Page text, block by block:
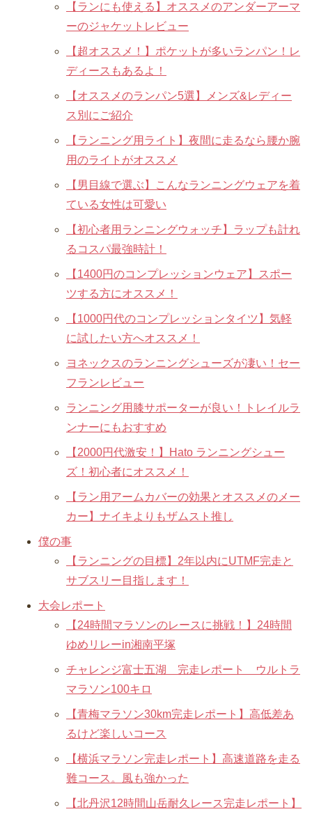
【ランにも使える】オススメのアンダーアーマ
ーのジャケットレビュー
【超オススメ！】ポケットが多いランパン！レ
ディースもあるよ！
【オススメのランパン5選】メンズ&レディー
ス別にご紹介
【ランニング用ライト】夜間に走るなら腰か腕
用のライトがオススメ
【男目線で選ぶ】こんなランニングウェアを着
ている女性は可愛い
【初心者用ランニングウォッチ】ラップも計れ
るコスパ最強時計！
【1400円のコンプレッションウェア】スポー
ツする方にオススメ！
【1000円代のコンプレッションタイツ】気軽
に試したい方へオススメ！
ヨネックスのランニングシューズが凄い！セー
フランレビュー
ランニング用膝サポーターが良い！トレイルラ
ンナーにもおすすめ
【2000円代激安！】Hato ランニングシュー
ズ！初心者にオススメ！
【ラン用アームカバーの効果とオススメのメー
カー】ナイキよりもザムスト推し
僕の事
【ランニングの目標】2年以内にUTMF完走と
サブスリー目指します！
大会レポート
【24時間マラソンのレースに挑戦！】24時間
ゆめリレーin湘南平塚
チャレンジ富士五湖 完走レポート ウルトラ
マラソン100キロ
【青梅マラソン30km完走レポート】高低差あ
るけど楽しいコース
【横浜マラソン完走レポート】高速道路を走る
難コース。風も強かった
【北丹沢12時間山岳耐久レース完走レポート】